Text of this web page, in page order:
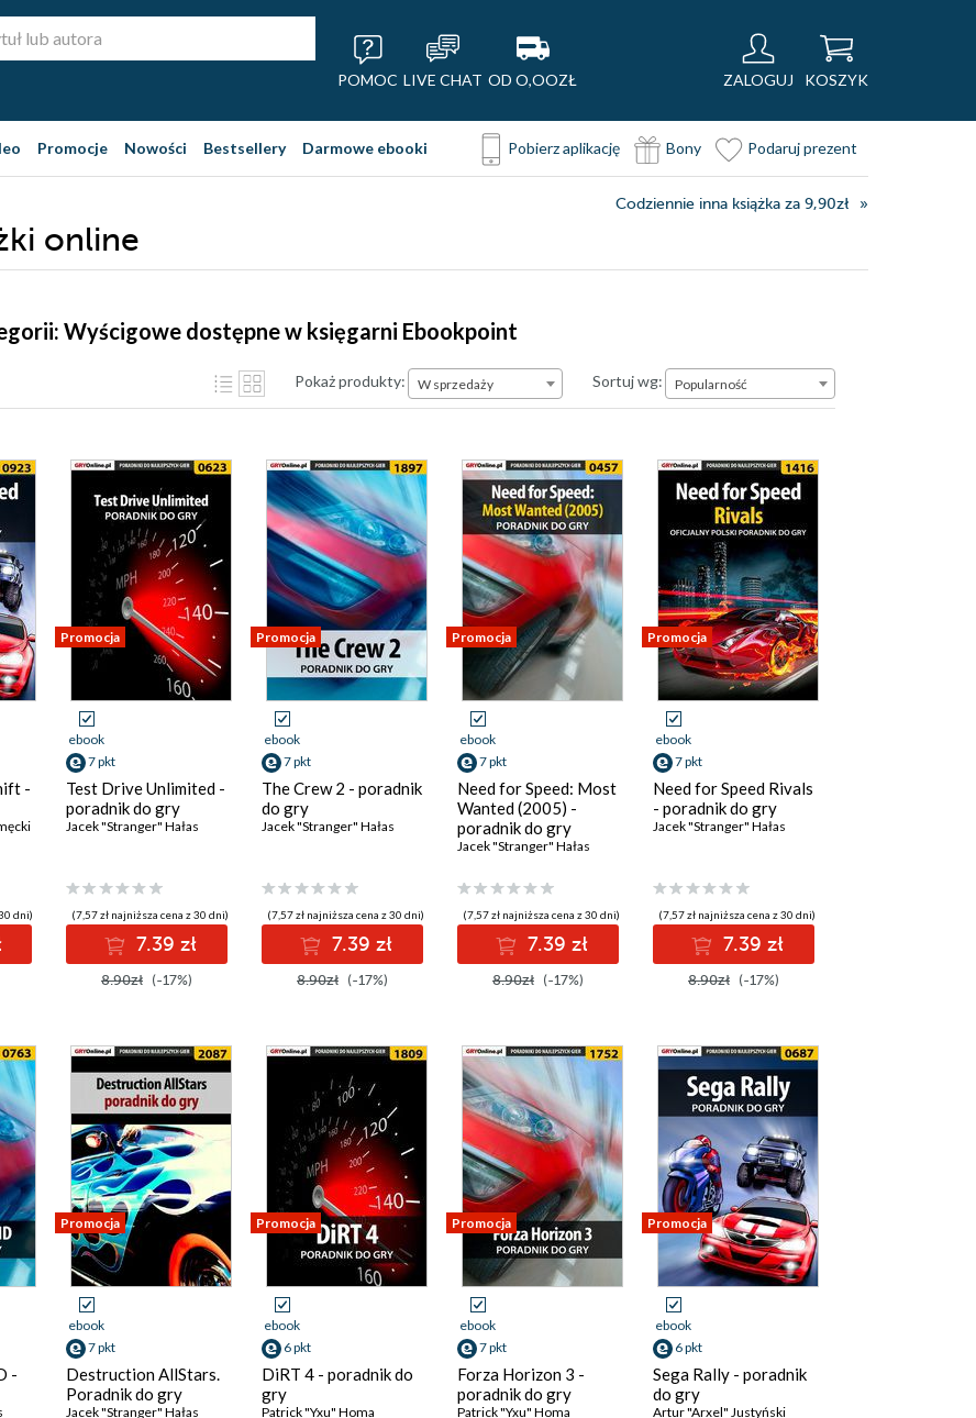
POMOC LIVE CHAT OD O,OOZŁ ZALOGUJ KOSZYK
Promocje Nowości Bestsellery Darmowe ebooki Pobierz aplikację Bony Podaruj prezent
Codziennie inna książka za 9,90zł
online
Wyścigowe dostępne w księgarni Ebookpoint
Pokaż produkty: W sprzedaży Sortuj wg:Popularność
Popularność
-
dni)
Promocja
ebook
7 pkt
Test Drive Unlimited -
poradnik do gry
Jacek "Stranger" Hałas
(7,57 zł najniższa cena z 30 dni)
7.39 zł
8.90zł (-17%)
Promocja
ebook
7 pkt
The Crew 2 - poradnik
do gry
Jacek "Stranger" Hałas
(7,57 zł najniższa cena z 30 dni)
7.39 zł
8.90zł (-17%)
Promocja
ebook
7 pkt
Need for Speed: Most
Wanted (2005) -
poradnik do gry
Jacek "Stranger" Hałas
(7,57 zł najniższa cena z 30 dni)
7.39 zł
8.90zł (-17%)
Promocja
ebook
7 pkt
Need for Speed Rivals
- poradnik do gry
Jacek "Stranger" Hałas
(7,57 zł najniższa cena z 30 dni)
7.39 zł
8.90zł (-17%)
-
Promocja
ebook
7 pkt
Destruction AllStars.
Poradnik do gry
Jacek "Stranger" Hałas
Promocja
ebook
6 pkt
DiRT 4 - poradnik do
gry
Patrick "Yxu" Homa
Promocja
ebook
7 pkt
Forza Horizon 3 -
poradnik do gry
Patrick "Yxu" Homa
Promocja
ebook
6 pkt
Sega Rally - poradnik
do gry
Artur "Arxel" Justyński